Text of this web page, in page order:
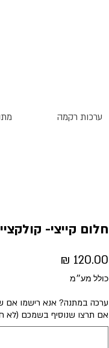
ערכות רקמה
חלום קייצי-
כולל מע״מ
ערכה במתנה? אנא רישמו אם
אם תרצו שנוסיף בשמכם (לא